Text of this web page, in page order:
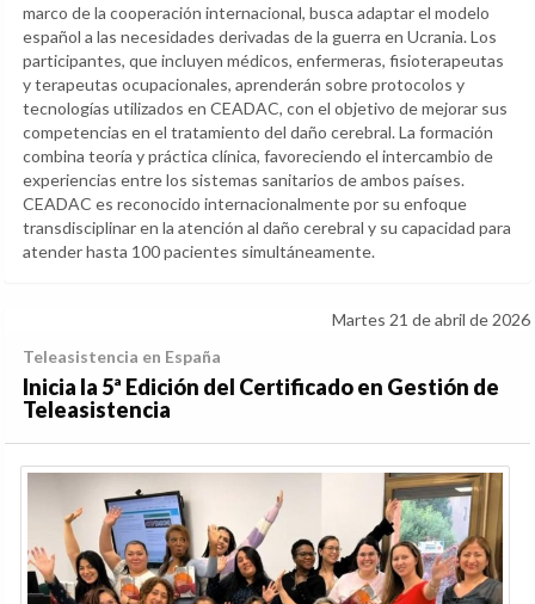
marco de la cooperación internacional, busca adaptar el modelo
español a las necesidades derivadas de la guerra en Ucrania. Los
participantes, que incluyen médicos, enfermeras, fisioterapeutas
y terapeutas ocupacionales, aprenderán sobre protocolos y
tecnologías utilizados en CEADAC, con el objetivo de mejorar sus
competencias en el tratamiento del daño cerebral. La formación
combina teoría y práctica clínica, favoreciendo el intercambio de
experiencias entre los sistemas sanitarios de ambos países.
CEADAC es reconocido internacionalmente por su enfoque
transdisciplinar en la atención al daño cerebral y su capacidad para
atender hasta 100 pacientes simultáneamente.
Martes 21 de abril de 2026
Teleasistencia en España
Inicia la 5ª Edición del Certificado en Gestión de
Teleasistencia